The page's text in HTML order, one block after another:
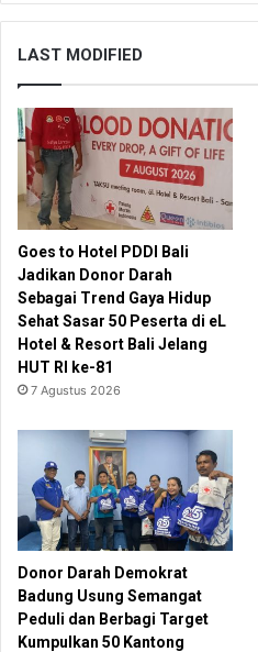
LAST MODIFIED
Goes to Hotel PDDI Bali
Jadikan Donor Darah
Sebagai Trend Gaya Hidup
Sehat Sasar 50 Peserta di eL
Hotel & Resort Bali Jelang
HUT RI ke-81
7 Agustus 2026
Donor Darah Demokrat
Badung Usung Semangat
Peduli dan Berbagi Target
Kumpulkan 50 Kantong